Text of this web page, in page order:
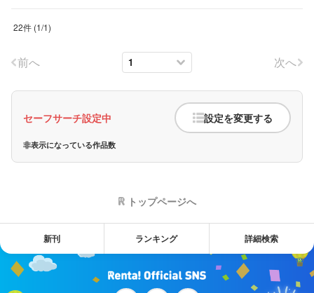
22件 (1/1)
前へ 次へ
セーフサーチ設定中 設定を変更する
非表示になっている作品数
トップページへ
新刊 ランキング 詳細検索